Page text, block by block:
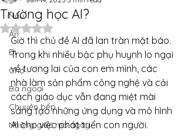
Nấu
Ăn
Đi
Chợ
Bà ngoại
Chuyện bếp
Những giấc mơ ngày
Trường học AI?
Rated NaN out of 5 stars.
Giờ thì chủ đề AI đã lan tràn mặt báo.
Trong khi nhiều bậc phụ huynh lo ngại
về tương lai của con em mình, các
nhà làm sản phẩm công nghệ và cải
cách giáo dục vẫn đang miệt mài
sáng tạo những ứng dụng và mô hình
AI cho việc phát triển con người.